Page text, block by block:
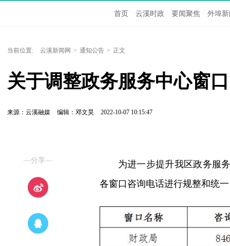
首页 云溪时政 要闻聚焦 外埠
当前位置: 云溪新闻网 > 通知公告 > 正文
关于调整政务服务中心窗
来源：云溪融媒 编辑：邓文昊 2022-10-07 10:15:47
—分享—
为进一步提升我区政务服
各窗口咨询电话进行规整和统